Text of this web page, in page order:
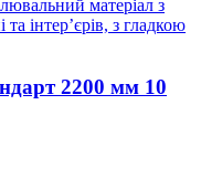
2200 мм 10